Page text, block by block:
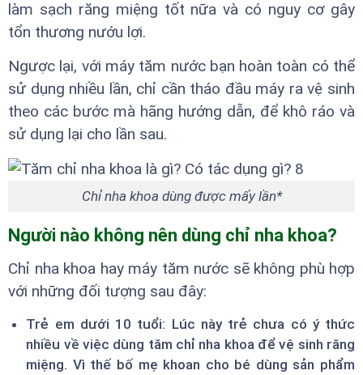
làm sạch răng miệng tốt nữa và có nguy cơ gây
tổn thương nướu lợi.
Ngược lại, với máy tăm nước bạn hoàn toàn có thể
sử dụng nhiều lần, chỉ cần tháo đầu máy ra vệ sinh
theo các bước mà hãng hướng dẫn, để khô ráo và
sử dụng lại cho lần sau.
Chỉ nha khoa dùng được mấy lần*
Người nào không nên dùng chỉ nha khoa?
Chỉ nha khoa hay máy tăm nước sẽ không phù hợp
với những đối tượng sau đây:
Trẻ em dưới 10 tuổi: Lúc này trẻ chưa có ý thức
nhiều về việc dùng tăm chỉ nha khoa để vệ sinh răng
miệng. Vì thế bố mẹ khoan cho bé dùng sản phẩm